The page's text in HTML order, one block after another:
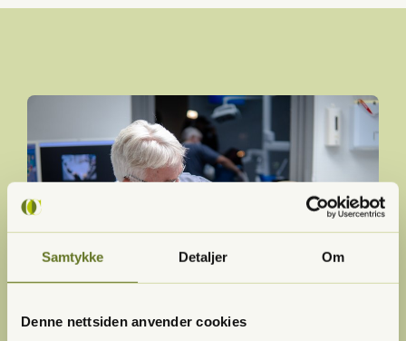
Samtykke Detaljer Om
Denne nettsiden anvender cookies